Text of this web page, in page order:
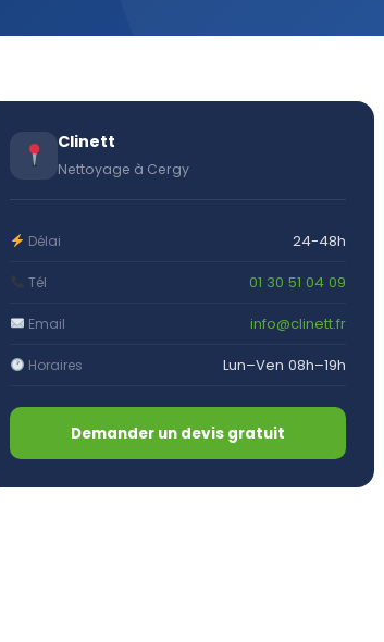
Clinett
Nettoyage à Cergy
Délai 24-48h
Tél 01 30 51 04 09
Email info@clinett.fr
Horaires Lun–Ven 08h–19h
Demander un devis gratuit